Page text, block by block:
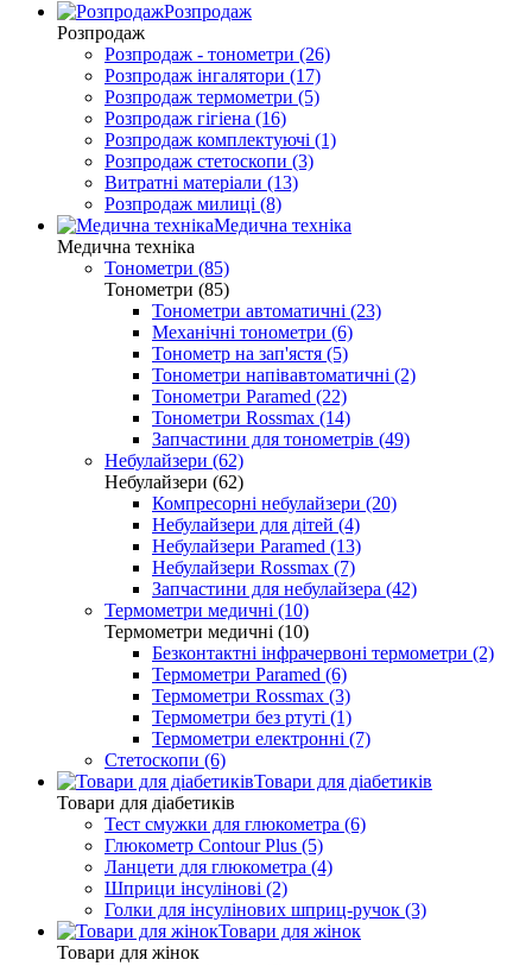
Розпродаж
Розпродаж
Розпродаж - тонометри (26)
Розпродаж інгалятори (17)
Розпродаж термометри (5)
Розпродаж гігіена (16)
Розпродаж комплектуючі (1)
Розпродаж стетоскопи (3)
Витратні матеріали (13)
Розпродаж милиці (8)
Медична техніка
Медична техніка
Тонометри (85)
Тонометри (85)
Тонометри автоматичні (23)
Механічні тонометри (6)
Тонометр на зап'ястя (5)
Тонометри напівавтоматичні (2)
Тонометри Paramed (22)
Тонометри Rossmax (14)
Запчастини для тонометрів (49)
Небулайзери (62)
Небулайзери (62)
Компресорні небулайзери (20)
Небулайзери для дітей (4)
Небулайзери Paramed (13)
Небулайзери Rossmax (7)
Запчастини для небулайзера (42)
Термометри медичні (10)
Термометри медичні (10)
Безконтактні інфрачервоні термометри (2)
Термометри Paramed (6)
Термометри Rossmax (3)
Термометри без ртуті (1)
Термометри електронні (7)
Стетоскопи (6)
Товари для діабетиків
Товари для діабетиків
Тест смужки для глюкометра (6)
Глюкометр Contour Plus (5)
Ланцети для глюкометра (4)
Шприци інсулінові (2)
Голки для інсулінових шприц-ручок (3)
Товари для жінок
Товари для жінок